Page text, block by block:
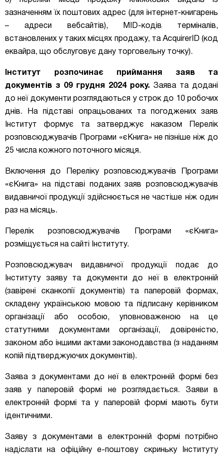
зазначенням їх поштових адрес (для інтернет-книгарень
– адреси вебсайтів), MID-кодів терміналів,
встановлених у таких місцях продажу, та AcquirerID (код
еквайра, що обслуговує дану торговельну точку).
Інститут розпочинає приймання заяв та
документів з 09 грудня 2024 року. Заява та додані
до неї документи розглядаються у строк до 10 робочих
днів. На підставі опрацьованих та погоджених заяв
Інститут формує та затверджує наказом Перелік
розповсюджувачів Програми «єКнига» не пізніше ніж до
25 числа кожного поточного місяця.
Включення до Переліку розповсюджувачів Програми
«єКнига» на підставі поданих заяв розповсюджувачів
видавничої продукції здійснюється не частіше ніж один
раз на місяць.
Перелік розповсюджувачів Програми «єКнига»
розміщується на сайті Інституту.
Розповсюджувач видавничої продукції
подає до
Інституту заяву та документи до неї в електронній
(завірені сканкопії документів) та паперовій формах,
складену українською мовою та підписану керівником
організації або особою, уповноваженою на це
статутними документами організації, довіреністю,
законом або іншими актами законодавства (з наданням
копій підтверджуючих документів).
Заява з документами до неї в електронній формі без
заяв у паперовій формі не розглядається. Заяви в
електронній формі та у паперовій формі мають бути
ідентичними.
Заяву з документами в електронній формі потрібно
надіслати на офіційну е-поштову скриньку Інституту